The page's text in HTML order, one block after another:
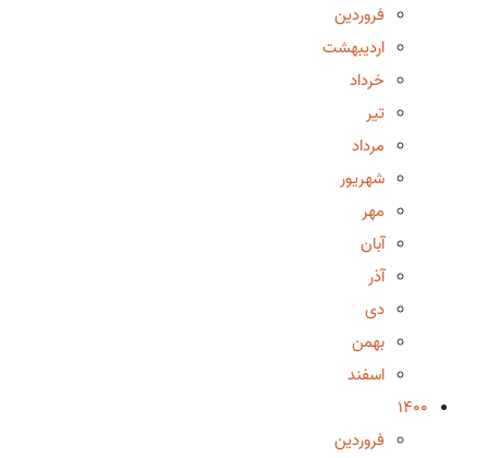
فروردین
اردیبهشت
خرداد
تیر
مرداد
شهریور
مهر
آبان
آذر
دی
بهمن
اسفند
1400
فروردین